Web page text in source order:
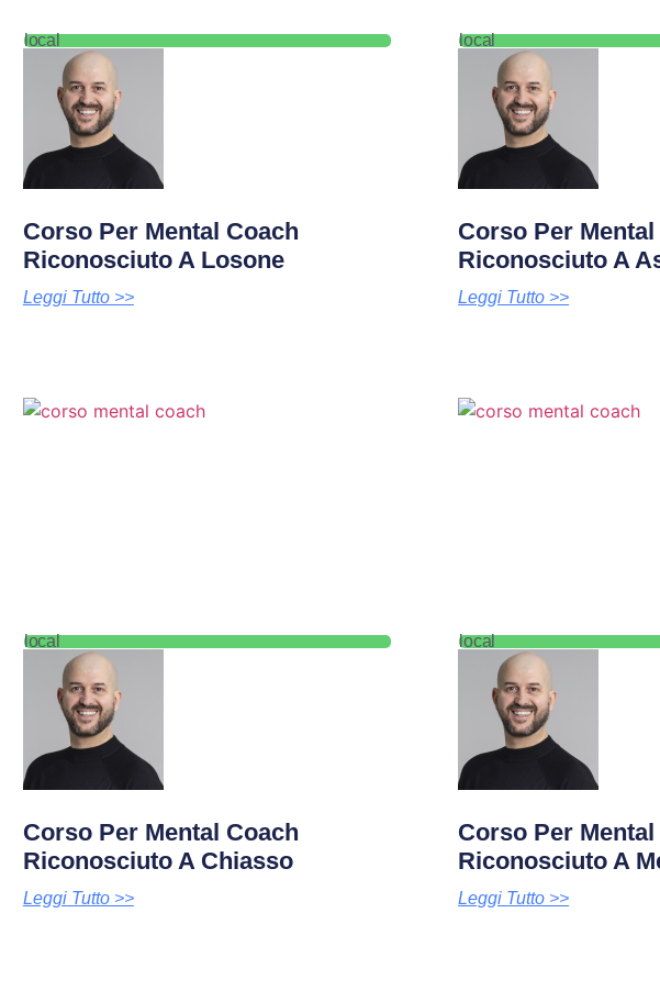
local
Corso Per Mental Coach
Riconosciuto A Losone
Leggi Tutto >>
local
Corso Per Mental
Riconosciuto A
Leggi Tutto >>
local
Corso Per Mental Coach
Riconosciuto A Chiasso
Leggi Tutto >>
local
Corso Per Mental
Riconosciuto A
Leggi Tutto >>